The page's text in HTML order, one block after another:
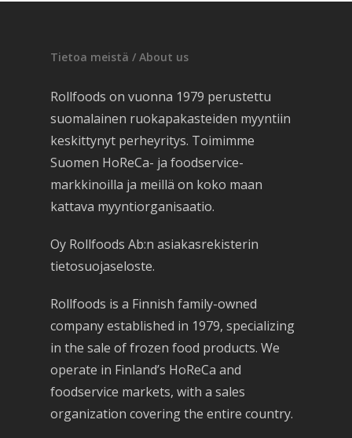
Tietoa meistä / About us
Rollfoods on vuonna 1979 perustettu
suomalainen ruokapakasteiden myyntiin
keskittynyt perheyritys. Toimimme
Suomen HoReCa- ja foodservice-
markkinoilla ja meillä on koko maan
kattava myyntiorganisaatio.
Oy Rollfoods Ab:n asiakasrekisterin
tietosuojaseloste.
Rollfoods is a Finnish family-owned
company established in 1979, specializing
in the sale of frozen food products. We
operate in Finland’s HoReCa and
foodservice markets, with a sales
organization covering the entire country.